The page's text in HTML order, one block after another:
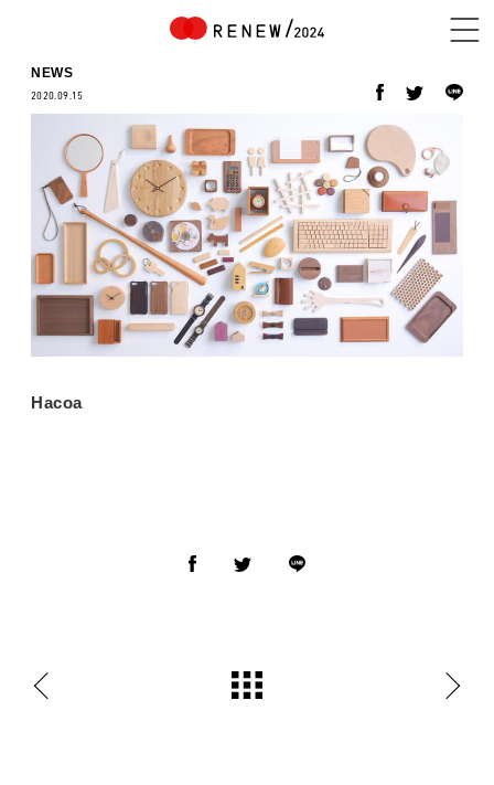
NEWS
ABOUT
CONTENTS
EXHIBITOR
NEWS
2020.09.15
Hacoa